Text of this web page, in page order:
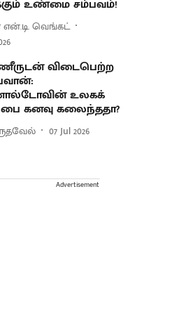
உண்மை சம்பவம்!
என்.டி. வெங்கட்
விடைபெற்ற
உலகக்
கனவு கலைந்ததா?
07 Jul 2026
Advertisement